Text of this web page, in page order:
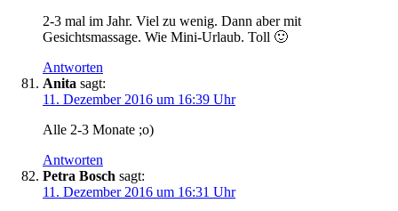
2-3 mal im Jahr. Viel zu wenig. Dann aber mit
Gesichtsmassage. Wie Mini-Urlaub. Toll 🙂
Antworten
Anita sagt:
11. Dezember 2016 um 16:39 Uhr
Alle 2-3 Monate ;o)
Antworten
Petra Bosch sagt:
11. Dezember 2016 um 16:31 Uhr